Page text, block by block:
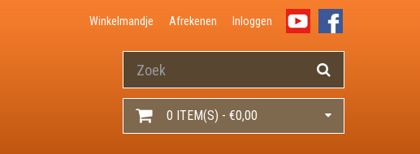
Winkelmandje Afrekenen Inloggen
0 ITEM(S) - €0,00